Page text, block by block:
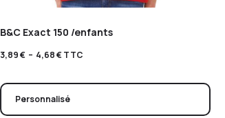
B&C Exact 150 /enfants
3,89€ – 4,68€TTC
Personnalisé